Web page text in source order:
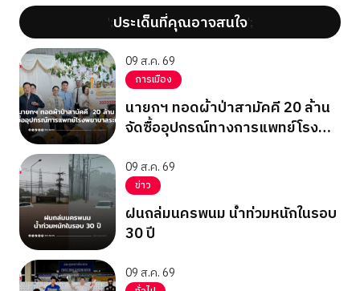
';ประเด็นที่คุณอาจสนใจ';
09 ส.ค. 69
การเมือง
นายกฯ ทอดผ้าป่าสามัคคี 20 ล้าน
จัดซื้ออุปกรณ์ทางการแพทย์โรง
09 ส.ค. 69
ข่าว
ฝนถล่มนครพนม น้ำท่วมหนักในรอบ
30 ปี
09 ส.ค. 69